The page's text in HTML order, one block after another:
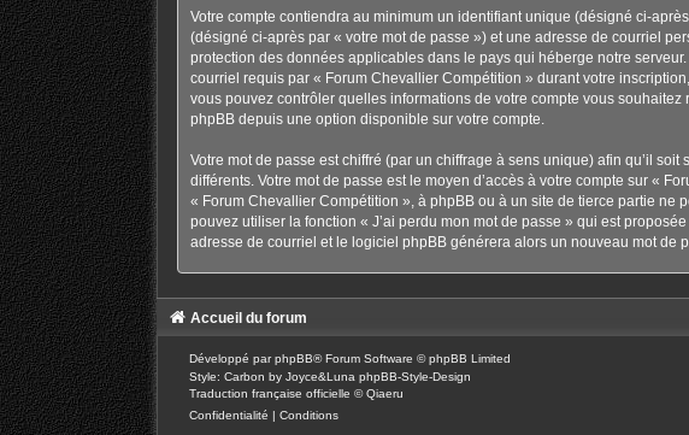
Votre compte contiendra au minimum un identifiant unique (désigné ci-
(désigné ci-après par « votre mot de passe ») et une adresse de courriel
protection des données applicables dans le pays qui héberge notre
courriel requis par « Forum Chevallier Compétition » durant votre
vous pouvez contrôler quelles informations de votre compte vous
phpBB depuis une option disponible sur votre compte.
Votre mot de passe est chiffré (par un chiffrage à sens unique) afin qu’il
différents. Votre mot de passe est le moyen d’accès à votre compte sur «
« Forum Chevallier Compétition », à phpBB ou à un site de tierce partie ne
pouvez utiliser la fonction « J’ai perdu mon mot de passe » qui est
adresse de courriel et le logiciel phpBB générera alors un nouveau mot de
Accueil du forum
Développé parphpBB® Forum Software © phpBB Limited
Style: Carbon by Joyce&Luna phpBB-Style-Design
Traduction française officielle ©Qiaeru
Confidentialité | Conditions